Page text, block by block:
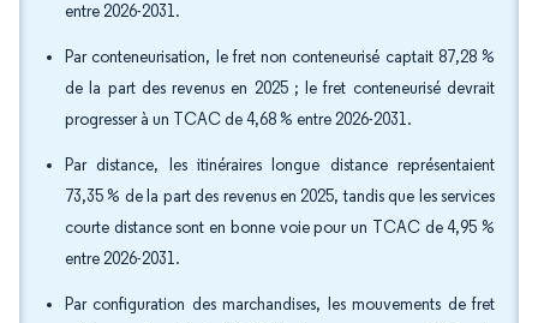
entre 2026-2031.
Par conteneurisation, le fret non conteneurisé captait 87,28 %
de la part des revenus en 2025 ; le fret conteneurisé devrait
progresser à un TCAC de 4,68 % entre 2026-2031.
Par distance, les itinéraires longue distance représentaient
73,35 % de la part des revenus en 2025, tandis que les services
courte distance sont en bonne voie pour un TCAC de 4,95 %
entre 2026-2031.
Par configuration des marchandises, les mouvements de fret